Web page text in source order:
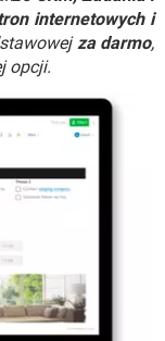
internetowych i
za darmo,
opcji.